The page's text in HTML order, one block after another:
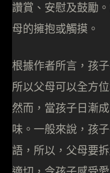
讚賞、安慰及鼓勵
母的擁抱或觸摸。
根據作者所言，孩
所以父母可以全方
然而，當孩子日漸
味。一般來說，孩
語，所以，父母要